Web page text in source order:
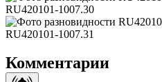
RU420101-1007.30
RU420101-1007.31
Комментарии